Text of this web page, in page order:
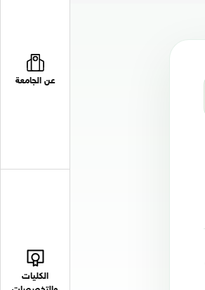
عن الجامعة
الكليات